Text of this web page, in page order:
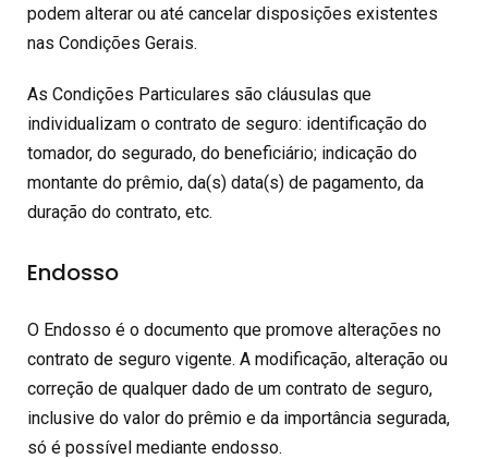
podem alterar ou até cancelar disposições existentes
nas Condições Gerais.
As Condições Particulares são cláusulas que
individualizam o contrato de seguro: identificação do
tomador, do segurado, do beneficiário; indicação do
montante do prêmio, da(s) data(s) de pagamento, da
duração do contrato, etc.
Endosso
O Endosso é o documento que promove alterações no
contrato de seguro vigente. A modificação, alteração ou
correção de qualquer dado de um contrato de seguro,
inclusive do valor do prêmio e da importância segurada,
só é possível mediante endosso.